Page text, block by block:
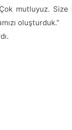
mutluyuz. Size
oluşturduk.”